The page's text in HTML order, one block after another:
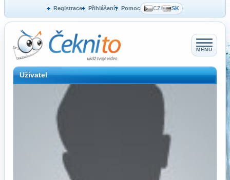
Registrace Přihlášení Pomoc CZ/ SK
MENU
Uživatel